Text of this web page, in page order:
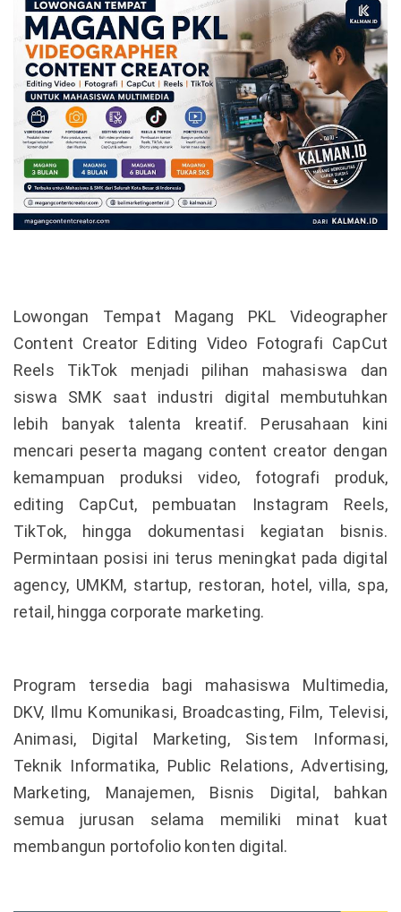
Lowongan Tempat Magang PKL Videographer
Content Creator Editing Video Fotografi CapCut
Reels TikTok menjadi pilihan mahasiswa dan
siswa SMK saat industri digital membutuhkan
lebih banyak talenta kreatif. Perusahaan kini
mencari peserta magang content creator dengan
kemampuan produksi video, fotografi produk,
editing CapCut, pembuatan Instagram Reels,
TikTok, hingga dokumentasi kegiatan bisnis.
Permintaan posisi ini terus meningkat pada digital
agency, UMKM, startup, restoran, hotel, villa, spa,
retail, hingga corporate marketing.
Program tersedia bagi mahasiswa Multimedia,
DKV, Ilmu Komunikasi, Broadcasting, Film, Televisi,
Animasi, Digital Marketing, Sistem Informasi,
Teknik Informatika, Public Relations, Advertising,
Marketing, Manajemen, Bisnis Digital, bahkan
semua jurusan selama memiliki minat kuat
membangun portofolio konten digital.